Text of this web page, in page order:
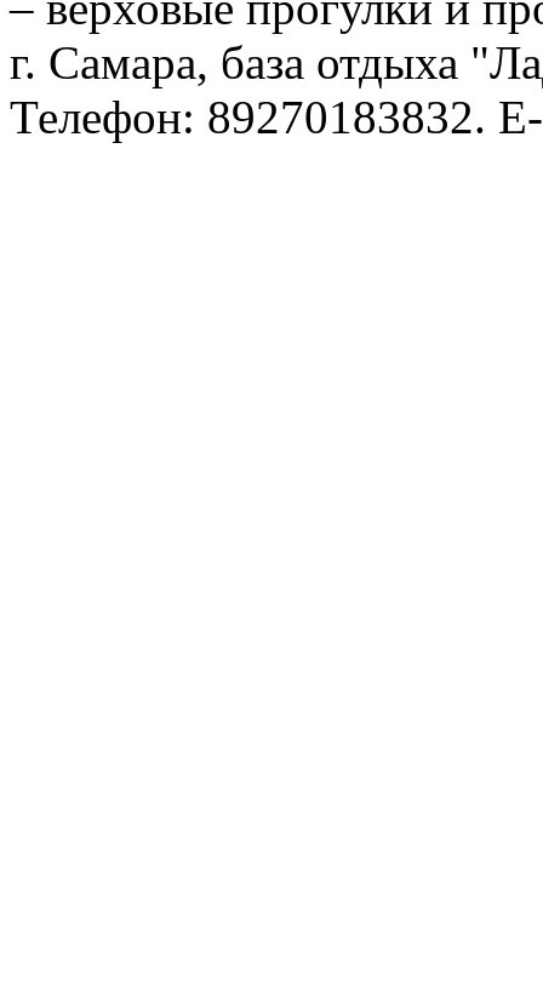
г. Самара, база отдыха
Телефон: 89270183832.